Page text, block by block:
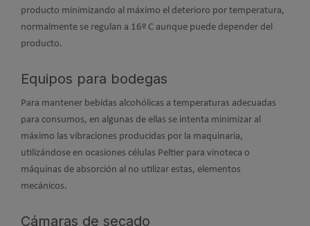
producto minimizando al máximo el deterioro por temperatura,
normalmente se regulan a 16º C aunque puede depender del
producto.
Equipos para bodegas
Para mantener bebidas alcohólicas a temperaturas adecuadas
para consumos, en algunas de ellas se intenta minimizar al
máximo las vibraciones producidas por la maquinaria,
utilizándose en ocasiones células Peltier para vinoteca o
máquinas de absorción al no utilizar estas, elementos
mecánicos.
Cámaras de secado